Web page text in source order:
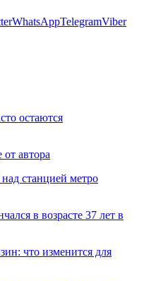
WhatsAppTelegramViber
остаются
автора
станцией метро
в возрасте 37 лет в
что изменится для